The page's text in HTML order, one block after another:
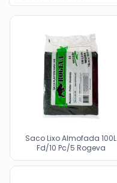
Saco Lixo Almofada 100L
Fd/10 Pc/5 Rogeva